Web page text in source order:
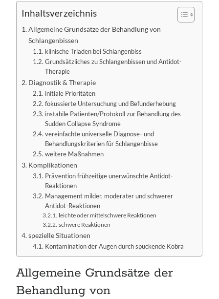
Inhaltsverzeichnis
Allgemeine Grundsätze der Behandlung von
Schlangenbissen
klinische Triaden bei Schlangenbiss
Grundsätzliches zu Schlangenbissen und Antidot-
Therapie
Diagnostik & Therapie
initiale Prioritäten
fokussierte Untersuchung und Befunderhebung
instabile Patienten/Protokoll zur Behandlung des
Sudden Collapse Syndrome
vereinfachte universelle Diagnose- und
Behandlungskriterien für Schlangenbisse
weitere Maßnahmen
Komplikationen
Prävention frühzeitige unerwünschte Antidot-
Reaktionen
Management milder, moderater und schwerer
Antidot-Reaktionen
leichte oder mittelschwere Reaktionen
schwere Reaktionen
spezielle Situationen
Kontamination der Augen durch spuckende Kobra
Allgemeine Grundsätze der
Behandlung von